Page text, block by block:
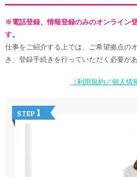
※電話登録、情報登録のみのオンライン
す。
仕事をご紹介する上では、ご希望拠点の
き、登録手続きを行っていただく必要があ
（利用規約／個人情
STEP 1